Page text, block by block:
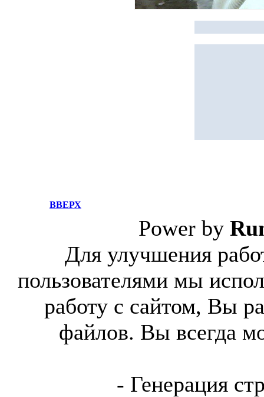
ВВЕРХ
Power by
Для улучшения
пользователями мы
работу с сайтом, Вы
файлов. Вы всегда
- Генерация